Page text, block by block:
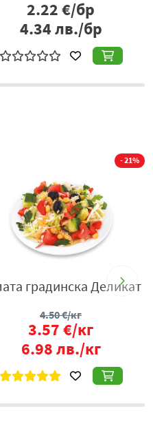
2.22€/бр
4.34лв./бр
- 21%
градинска Деликат
4.50€/кг
3.57€/кг
6.98лв./кг